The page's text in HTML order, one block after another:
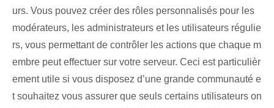
urs. Vous pouvez créer des rôles personnalisés pour les
modérateurs, les administrateurs et les utilisateurs régulie
rs, vous permettant de contrôler les actions que chaque m
embre peut effectuer sur votre serveur. Ceci est particulièr
ement utile si vous disposez d’une grande communauté e
t souhaitez vous assurer que seuls certains utilisateurs on